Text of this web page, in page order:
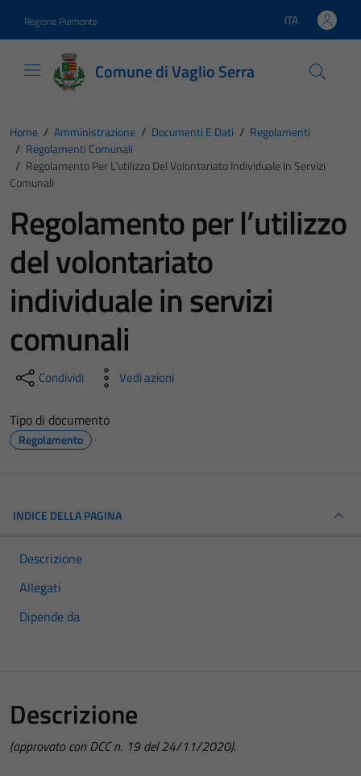
Regione Piemonte Lingua attiva:
ITA
Comune di Vaglio Serra
Home / Amministrazione / Documenti E Dati / Regolamenti
/ Regolamenti Comunali
/ Regolamento Per L’utilizzo Del Volontariato Individuale In Servizi
Comunali
Regolamento per l’utilizzo
del volontariato
individuale in servizi
comunali
Condividi Vedi azioni
Tipo di documento
Regolamento
INDICE DELLA PAGINA
Descrizione
Allegati
Dipende da
Descrizione
(approvato con DCC n. 19 del 24/11/2020).